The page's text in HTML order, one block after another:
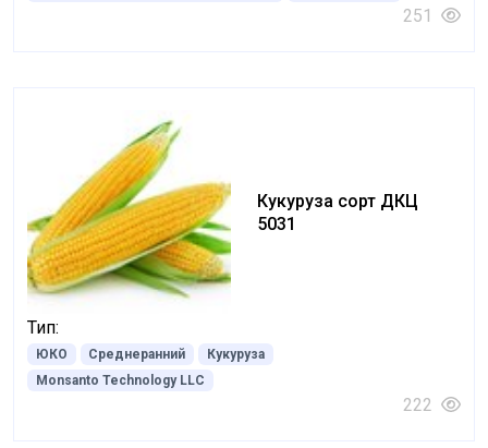
251
Кукуруза сорт ДКЦ
5031
Тип:
ЮКО Среднеранний
Кукуруза
Monsanto Technology LLC
222